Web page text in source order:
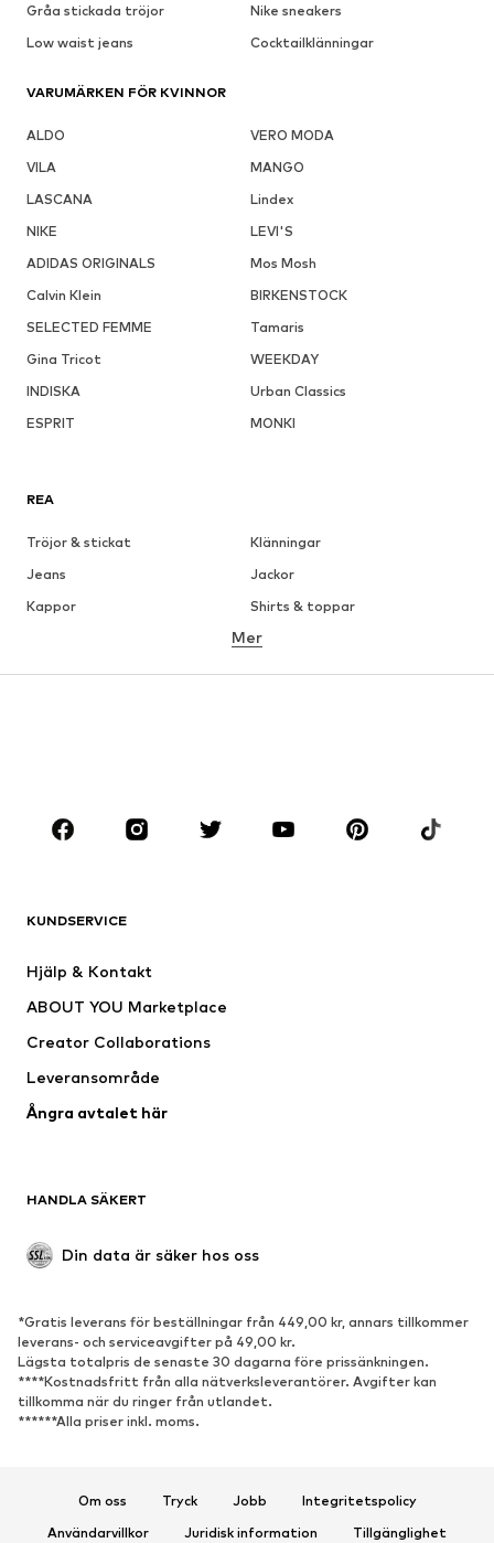
Gråa stickada tröjor
Nike sneakers
Low waist jeans
Cocktailklänningar
VARUMÄRKEN FÖR KVINNOR
ALDO
VERO MODA
VILA
MANGO
LASCANA
Lindex
NIKE
LEVI'S
ADIDAS ORIGINALS
Mos Mosh
Calvin Klein
BIRKENSTOCK
SELECTED FEMME
Tamaris
Gina Tricot
WEEKDAY
INDISKA
Urban Classics
ESPRIT
MONKI
REA
Tröjor & stickat
Klänningar
Jeans
Jackor
Kappor
Shirts & toppar
Underkläder
Premium
Nytt
Underkläder
Kappor
Badkläder
Upcycling
Populärt
Sneakers
Stövletter
Pumps & högklackade skor
Stövlar
Sandaler
Pantoletter
Inneskor
Exklusiv
Mer
KUNDSERVICE
Hjälp & Kontakt
ABOUT YOU Marketplace
Creator Collaborations
Leveransområde
Ångra avtalet här
HANDLA SÄKERT
Din data är säker hos oss
*Gratis leverans för beställningar från 449,00 kr, annars tillkommer
leverans- och serviceavgifter på 49,00 kr.
Lägsta totalpris de senaste 30 dagarna före prissänkningen.
****Kostnadsfritt från alla nätverksleverantörer. Avgifter kan
tillkomma när du ringer från utlandet.
******Alla priser inkl. moms.
Om oss Tryck Jobb
Integritetspolicy
Användarvillkor
Juridisk information Tillgänglighet